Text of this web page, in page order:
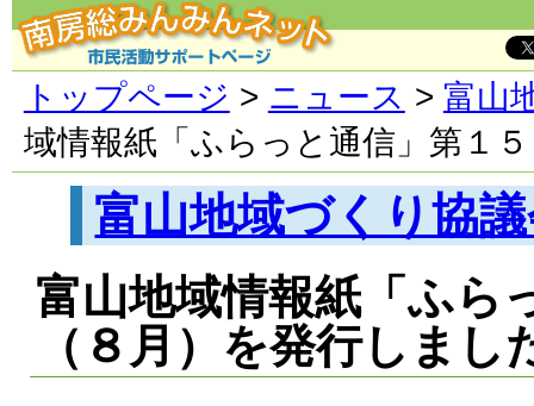
トップページ > ニュース > 富山
域情報紙「ふらっと通信」第１
富山地域づくり協
富山地域情報紙「ふら
（８月）を発行しまし